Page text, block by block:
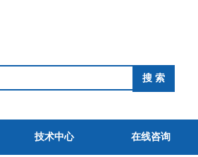
技术中心 在线咨询